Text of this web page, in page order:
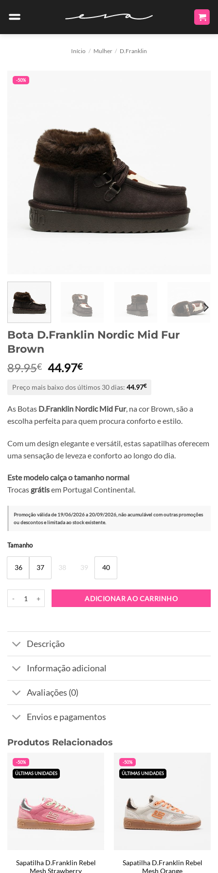
Início / Mulher / D.Franklin
-50%
Bota D.Franklin Nordic Mid Fur
Brown
89.95€ O
original
era:
89.95€.
44.97€O
atual
é:
44.97€.
Preço mais baixo dos últimos 30 dias: 44.97€
As Botas D.Franklin Nordic Mid Fur, na cor Brown, são a
escolha perfeita para quem procura conforto e estilo.
Com um design elegante e versátil, estas sapatilhas oferecem
uma sensação de leveza e conforto ao longo do dia.
Este modelo calça o tamanho normal
Trocas grátisem Portugal Continental.
Promoção válida de 19/06/2026 a 20/09/2026, não acumulável com outras promoções
ou descontos e limitada ao stock existente.
Tamanho
36 37 38 39 40
ADICIONAR AO CARRINHO
Alternative:
Descrição
Informação adicional
Avaliações (0)
Envios e pagamentos
Produtos Relacionados
-50%
ÚLTIMAS UNIDADES
Sapatilha D.Franklin Rebel
Mesh Strawberry
-50%
ÚLTIMAS UNIDADES
Sapatilha D.Franklin Rebel
Mesh Orange